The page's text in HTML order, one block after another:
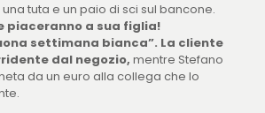
tuta e un paio di sci sul bancone.
piaceranno a sua figlia!
settimana bianca”. La cliente
dal negozio, mentre Stefano
da un euro alla collega che lo